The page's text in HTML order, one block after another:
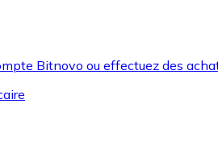
Bitnovo ou effectuez des